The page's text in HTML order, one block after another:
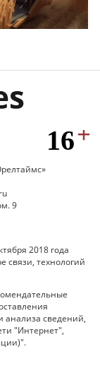
9
2018 года
связи, технологий
анализа сведений,
"Интернет",